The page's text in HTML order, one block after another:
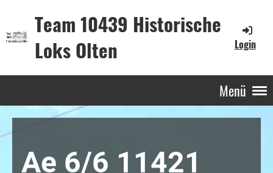
Team 10439 Historische
Loks Olten
Login
Menü
Ae 6/6 11421